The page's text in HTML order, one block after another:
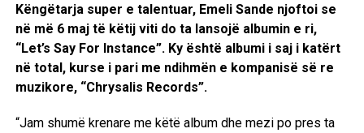
Këngëtarja super e talentuar, Emeli Sande njoftoi se
në më 6 maj të këtij viti do ta lansojë albumin e ri,
“Let’s Say For Instance”. Ky është albumi i saj i katërt
në total, kurse i pari me ndihmën e kompanisë së re
muzikore, “Chrysalis Records”.
“Jam shumë krenare me këtë album dhe mezi po pres ta